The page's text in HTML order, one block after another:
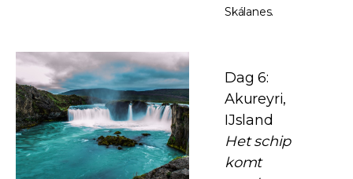
Skálanes.
Dag 6:
Akureyri,
IJsland
Het schip
komt